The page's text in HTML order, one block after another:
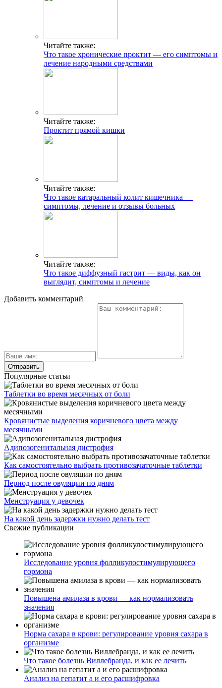
Читайте также:
Что такое хронические проктит — его симптомы и
лечение народными средствами
Читайте также:
Проктит прямой кишки
Читайте также:
Что такое катаральный колит кишечника —
симптомы, лечение и отзывы больных
Читайте также:
Что такое диффузный гастрит — виды, как он
выглядит, симптомы и лечение
Добавить комментарий
Популярные статьи
Таблетки во время месячных от боли
Кровянистые выделения коричневого цвета между
месячными
Адипозогенитальная дистрофия
Как самостоятельно выбрать противозачаточные таблетки
Период после овуляции по дням
Менструация у девочек
На какой день задержки нужно делать тест
Свежие публикации
Исследование уровня фолликулостимулирующего
гормона
Повышена амилаза в крови — как нормализовать
значения
Норма сахара в крови: регулирование уровня сахара в
организме
Что такое болезнь Виллебранда, и как ее лечить
Анализ на гепатит а и его расшифровка